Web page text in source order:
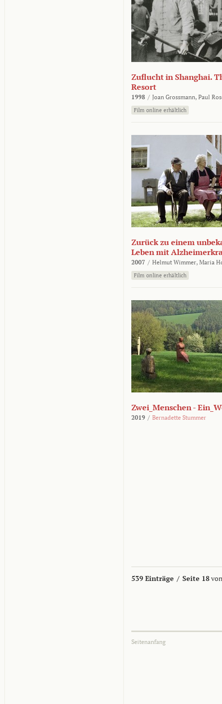
Zuflucht in Shanghai.
Resort
1998 / Joan Grossmann, Paul
Film online erhältlich
Zurück zu einem
Leben mit
2007 / Helmut Wimmer, Maria
Film online erhältlich
Zwei_Menschen -
2019 / Bernadette Stummer
539 Einträge / Seite 18
Seitenanfang